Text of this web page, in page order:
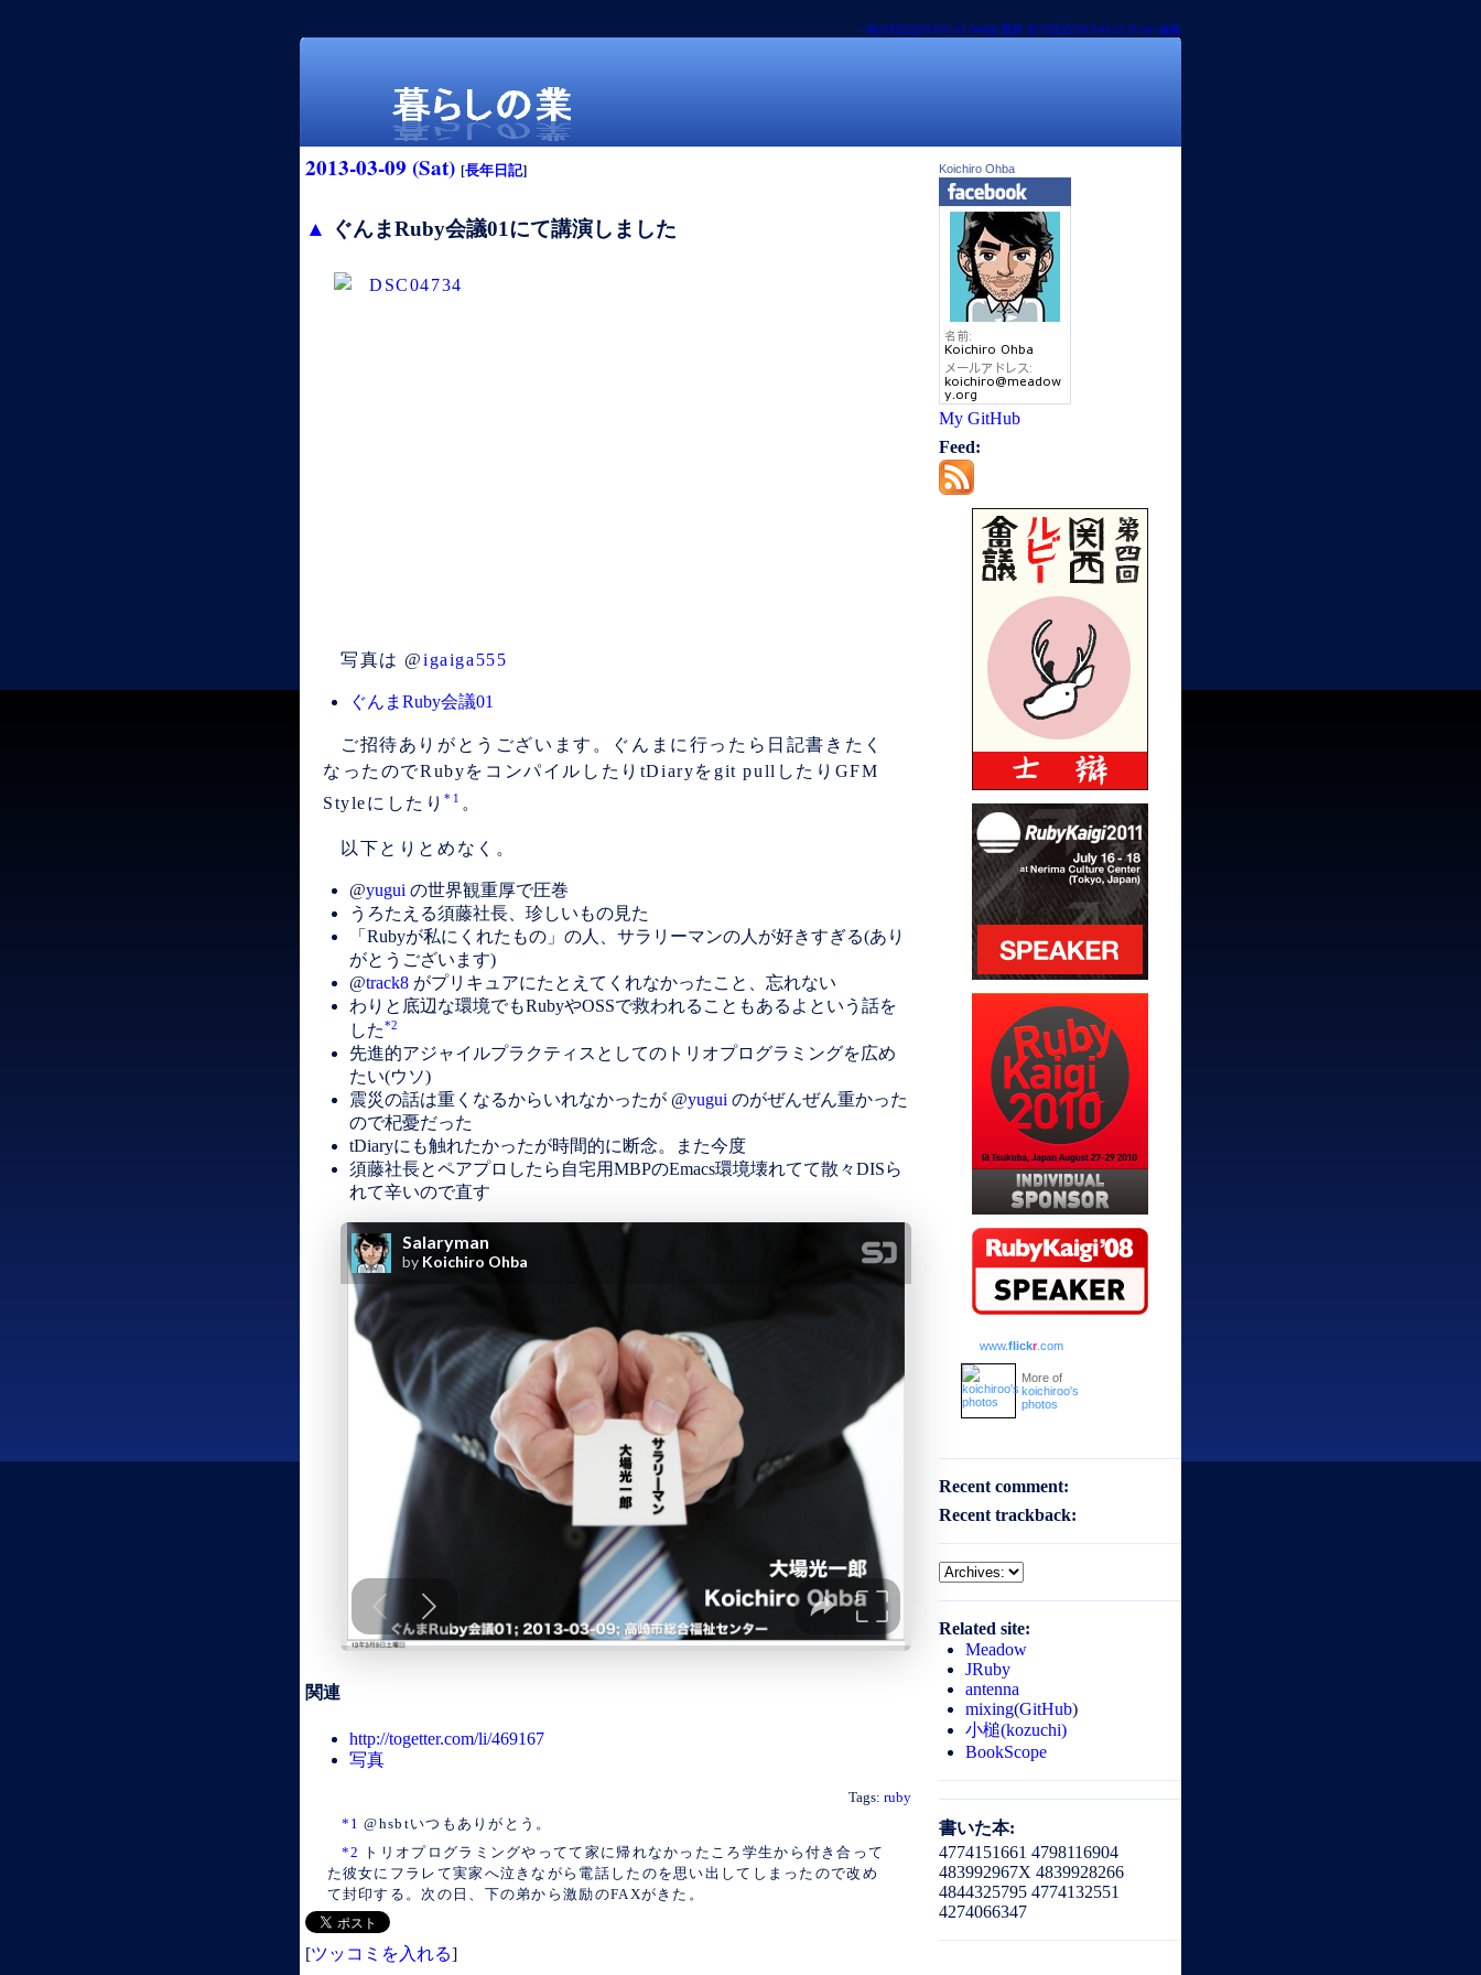
«前の日記(2013-01-23 (Wed)) 最新 次の日記(2013-03-22 (Fri))» 編集
2013-03-09 (Sat) [長年日記]
▲ ぐんまRuby会議01にて講演しました
写真は @igaiga555
ぐんまRuby会議01
ご招待ありがとうございます。ぐんまに行ったら日記書きたく
なったのでRubyをコンパイルしたりtDiaryをgit pullしたりGFM
Styleにしたり*1 。
以下とりとめなく。
@yugui の世界観重厚で圧巻
うろたえる須藤社長、珍しいもの見た
「Rubyが私にくれたもの」の人、サラリーマンの人が好きすぎる(あり
がとうございます)
@track8 がプリキュアにたとえてくれなかったこと、忘れない
わりと底辺な環境でもRubyやOSSで救われることもあるよという話を
した*2
先進的アジャイルプラクティスとしてのトリオプログラミングを広め
たい(ウソ)
震災の話は重くなるからいれなかったが @yugui のがぜんぜん重かった
ので杞憂だった
tDiaryにも触れたかったが時間的に断念。また今度
須藤社長とペアプロしたら自宅用MBPのEmacs環境壊れてて散々DISら
れて辛いので直す
関連
http://togetter.com/li/469167
写真
Tags: ruby
*1 @hsbtいつもありがとう。
*2
トリオプログラミングやってて家に帰れなかったころ学生から付き合って
た彼女にフラレて実家へ泣きながら電話したのを思い出してしまったので改め
て封印する。次の日、下の弟から激励のFAXがきた。
[ツッコミを入れる]
Koichiro Ohba
My GitHub
Feed:
www.flickr.com
More of
koichiroo's
photos
Recent comment:
Recent trackback:
Related site:
Meadow
JRuby
antenna
mixing(GitHub)
小槌(kozuchi)
BookScope
書いた本:
4774151661 4798116904
483992967X 4839928266
4844325795 4774132551
4274066347